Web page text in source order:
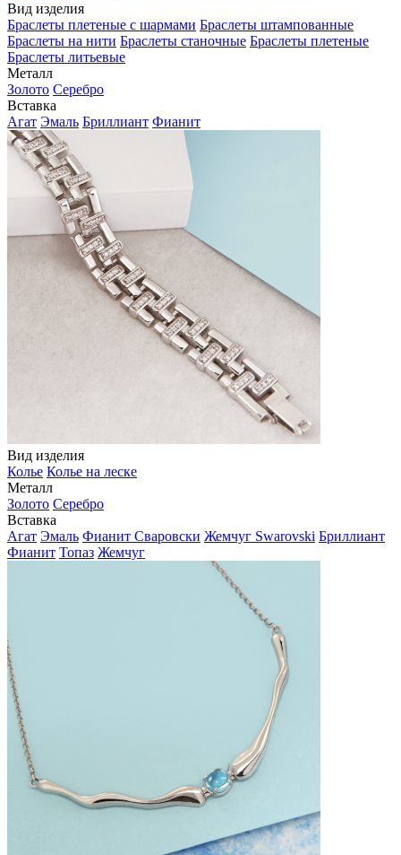
Вид изделия
Браслеты плетеные с шармами Браслеты штампованные
Браслеты на нити Браслеты станочные Браслеты плетеные
Браслеты литьевые
Металл
Золото Серебро
Вставка
Агат Эмаль Бриллиант Фианит
Вид изделия
Колье Колье на леске
Металл
Золото Серебро
Вставка
Агат Эмаль Фианит Сваровски Жемчуг Swarovski Бриллиант
Фианит Топаз Жемчуг